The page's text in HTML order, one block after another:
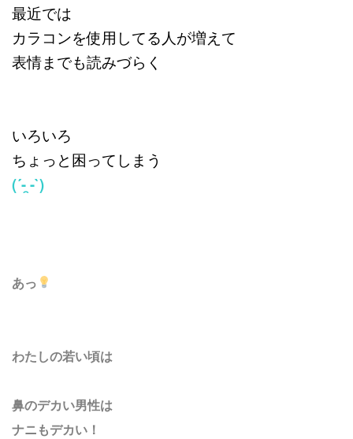
最近では
カラコンを使用してる人が増えて
表情までも読みづらく
いろいろ
ちょっと困ってしまう
(´- ̯-`)
あっ
わたしの若い頃は
鼻のデカい男性は
ナニもデカい！